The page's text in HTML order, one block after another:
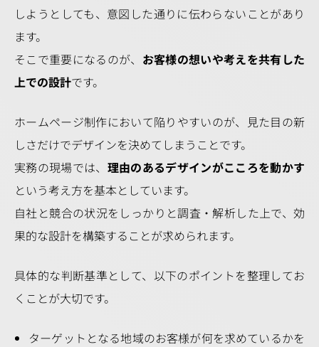
しようとしても、意図した通りに伝わらないことがあり
ます。
そこで重要になるのが、 お客様の想いや考えを共有した
上での設計です。
ホームページ制作において陥りやすいのが、見た目の新
しさだけでデザインを決めてしまうことです。
実務の現場では、 理由のあるデザインがこころを動かす
という考え方を基本としています。
自社と競合の状況をしっかりと調査・解析した上で、効
果的な設計を構築することが求められます。
具体的な判断基準として、以下のポイントを整理してお
くことが大切です。
ターゲットとなる地域のお客様が何を求めているかを